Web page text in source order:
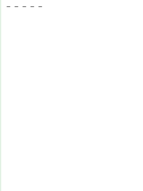
－－－－－